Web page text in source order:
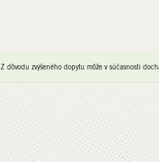
Z dôvodu zvýšeného dopytu môže v súčasnosti